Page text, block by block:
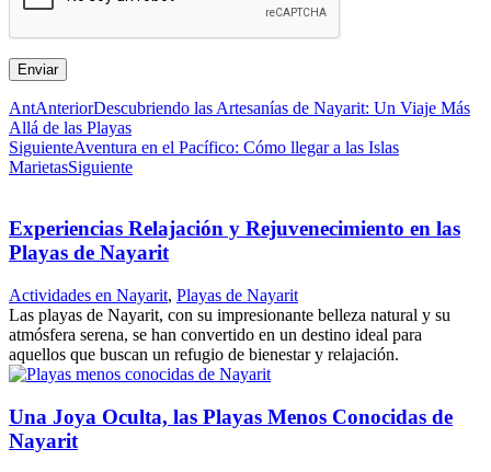
Enviar
AntAnteriorDescubriendo las Artesanías de Nayarit: Un Viaje Más
Allá de las Playas
SiguienteAventura en el Pacífico: Cómo llegar a las Islas
MarietasSiguiente
Experiencias Relajación y Rejuvenecimiento en las
Playas de Nayarit
Actividades en Nayarit, Playas de Nayarit
Las playas de Nayarit, con su impresionante belleza natural y su
atmósfera serena, se han convertido en un destino ideal para
aquellos que buscan un refugio de bienestar y relajación.
Una Joya Oculta, las Playas Menos Conocidas de
Nayarit